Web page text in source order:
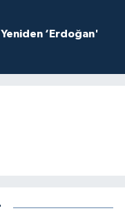
Yeniden ‘Erdoğan'